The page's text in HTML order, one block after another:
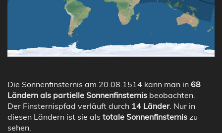
Die Sonnenfinsternis am 20.08.1514 kann man in 68
Ländern als partielle Sonnenfinsternis beobachten.
Der Finsternispfad verläuft durch 14 Länder. Nur in
diesen Ländern ist sie als totale Sonnenfinsternis zu
sehen.